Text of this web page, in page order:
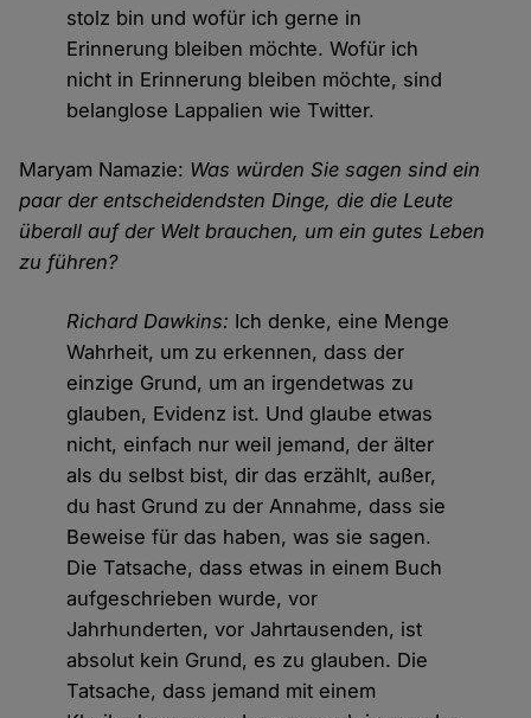
stolz bin und wofür ich gerne in
Erinnerung bleiben möchte. Wofür ich
nicht in Erinnerung bleiben möchte, sind
belanglose Lappalien wie Twitter.
Maryam Namazie: Was würden Sie sagen sind ein
paar der entscheidendsten Dinge, die die Leute
überall auf der Welt brauchen, um ein gutes Leben
zu führen?
Richard Dawkins: Ich denke, eine Menge
Wahrheit, um zu erkennen, dass der
einzige Grund, um an irgendetwas zu
glauben, Evidenz ist. Und glaube etwas
nicht, einfach nur weil jemand, der älter
als du selbst bist, dir das erzählt, außer,
du hast Grund zu der Annahme, dass sie
Beweise für das haben, was sie sagen.
Die Tatsache, dass etwas in einem Buch
aufgeschrieben wurde, vor
Jahrhunderten, vor Jahrtausenden, ist
absolut kein Grund, es zu glauben. Die
Tatsache, dass jemand mit einem